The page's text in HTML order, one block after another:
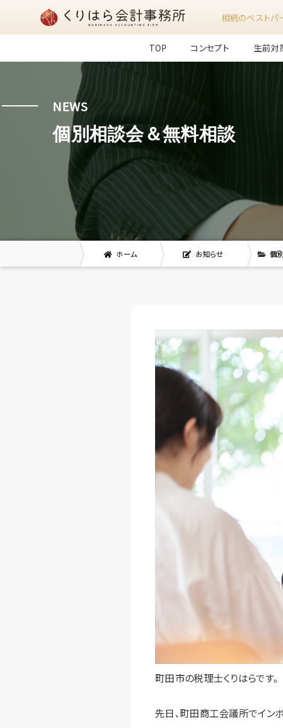
相続のベストパ
TOP コンセプト 生前対
個別相談会＆無料相談
NEWS
ホーム お知らせ 個
町田市の税理士くりはらです。
先日、町田商工会議所でイン